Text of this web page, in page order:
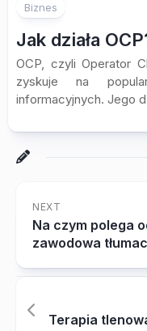
Biznes
Jak działa
OCP, czyli Operator
zyskuje na
informacyjnych. Jego
NEXT
Na czym polega
zawodowa
Terapia